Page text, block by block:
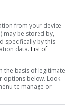
città (tra i
di
from your device
may be stored by,
specifically by this
data. List of
the basis of legitimate
options below. Look
to manage or